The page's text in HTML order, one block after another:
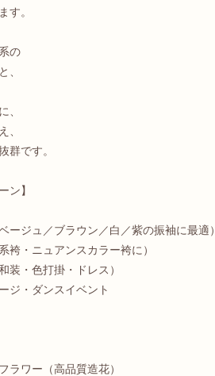
す。
の
、
、
、
群です。
ン】
ージュ／ブラウン／白／紫の振袖に最適）
袴・ニュアンスカラー袴に）
装・色打掛・ドレス）
ジ・ダンスイベント
ラワー（高品質造花）